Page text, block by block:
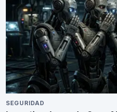
SEGURIDAD